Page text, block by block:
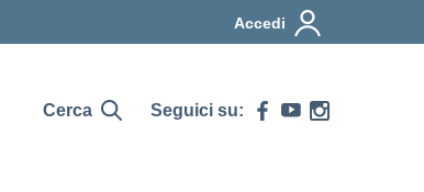
Accedi
Cerca Seguici su: